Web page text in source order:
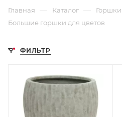
Главная — Каталог — Горшки
Большие горшки для цветов
ФИЛЬТР